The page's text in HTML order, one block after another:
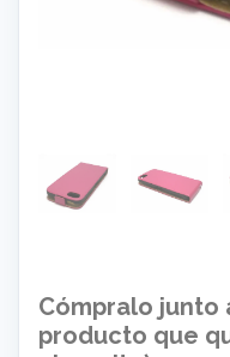
Cómpralo junto
producto que